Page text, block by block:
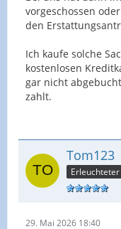
vorgeschossen
den
Ich kaufe solche
kostenlosen
gar nicht
zahlt.
Tom123
Erleuchteter
29. Mai 2026 18:40